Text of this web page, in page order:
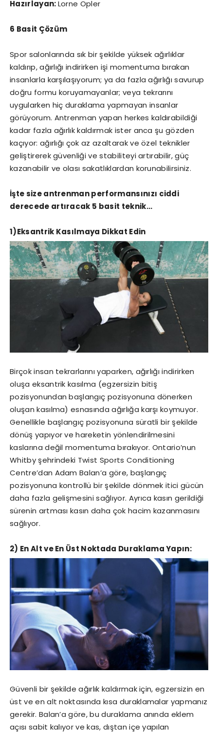
Hazırlayan:Lorne Opler
6 Basit Çözüm
Spor salonlarında sık bir şekilde yüksek ağırlıklar
kaldırıp, ağırlığı indirirken işi momentuma bırakan
insanlarla karşılaşıyorum; ya da fazla ağırlığı savurup
doğru formu koruyamayanlar; veya tekrarını
uygularken hiç duraklama yapmayan insanlar
görüyorum. Antrenman yapan herkes kaldırabildiği
kadar fazla ağırlık kaldırmak ister anca şu gözden
kaçıyor: ağırlığı çok az azaltarak ve özel teknikler
geliştirerek güvenliği ve stabiliteyi artırabilir, güç
kazanabilir ve olası sakatlıklardan korunabilirsiniz.
İşte size antrenman performansınızı ciddi
derecede artıracak 5 basit teknik…
1)Eksantrik Kasılmaya Dikkat Edin
Birçok insan tekrarlarını yaparken, ağırlığı indirirken
oluşa eksantrik kasılma (egzersizin bitiş
pozisyonundan başlangıç pozisyonuna dönerken
oluşan kasılma) esnasında ağırlığa karşı koymuyor.
Genellikle başlangıç pozisyonuna süratli bir şekilde
dönüş yapıyor ve hareketin yönlendirilmesini
kaslarına değil momentuma bırakıyor. Ontario’nun
Whitby şehrindeki Twist Sports Conditioning
Centre’dan Adam Balan’a göre, başlangıç
pozisyonuna kontrollü bir şekilde dönmek itici gücün
daha fazla gelişmesini sağlıyor. Ayrıca kasın gerildiği
sürenin artması kasın daha çok hacim kazanmasını
sağlıyor.
2) En Alt ve En Üst Noktada Duraklama Yapın:
Güvenli bir şekilde ağırlık kaldırmak için, egzersizin en
üst ve en alt noktasında kısa duraklamalar yapmanız
gerekir. Balan’a göre, bu duraklama anında eklem
açısı sabit kalıyor ve kas, dıştan içe yapılan